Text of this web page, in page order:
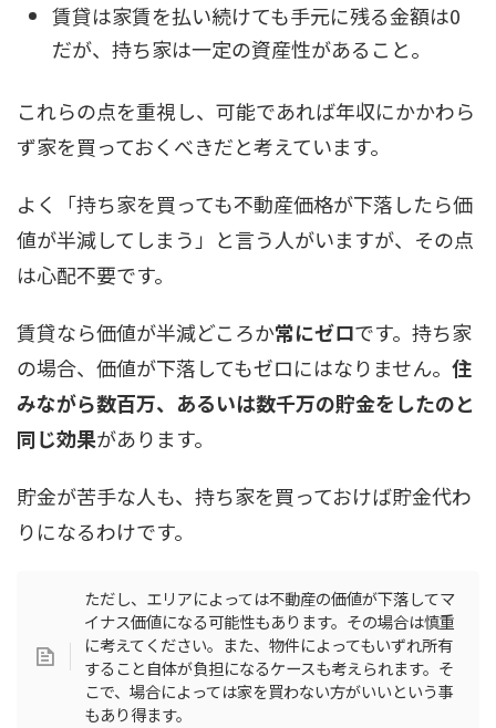
賃貸は家賃を払い続けても手元に残る金額は0
だが、持ち家は一定の資産性があること。
これらの点を重視し、可能であれば年収にかかわら
ず家を買っておくべきだと考えています。
よく「持ち家を買っても不動産価格が下落したら価
値が半減してしまう」と言う人がいますが、その点
は心配不要です。
賃貸なら価値が半減どころか常にゼロです。持ち家
の場合、価値が下落してもゼロにはなりません。 住
みながら数百万、あるいは数千万の貯金をしたのと
同じ効果があります。
貯金が苦手な人も、持ち家を買っておけば貯金代わ
りになるわけです。
ただし、エリアによっては不動産の価値が下落してマ
イナス価値になる可能性もあります。その場合は慎重
に考えてください。また、物件によってもいずれ所有
すること自体が負担になるケースも考えられます。そ
こで、場合によっては家を買わない方がいいという事
もあり得ます。